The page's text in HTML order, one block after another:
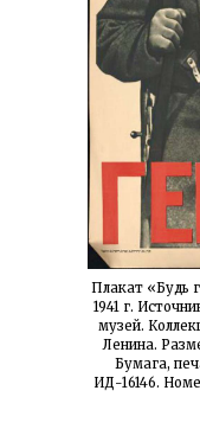
Плакат «Будь
1941 г.
музей.
Ленина.
Бумага,
ИД-16146.